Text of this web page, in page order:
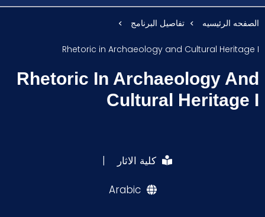
الصفحه الرئيسيه تفاصيل البرنامج
Rhetoric in Archaeology and Cultural Heritage I
Rhetoric In Archaeology And
Cultural Heritage I
كلية الاثار |
Arabic